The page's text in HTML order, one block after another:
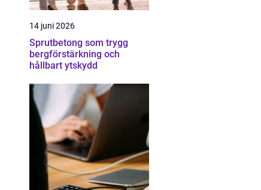
14 juni 2026
Sprutbetong som trygg
bergförstärkning och
hållbart ytskydd